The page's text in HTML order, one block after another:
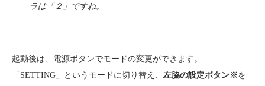
ラは「２」ですね。
起動後は、電源ボタンでモードの変更ができます。
「SETTING」というモードに切り替え、 左脇の設定ボタン※を